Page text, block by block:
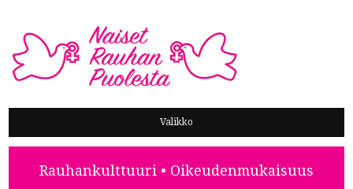
NAISET RAUHAN PUOLESTA
Valikko
Rauhankulttuuri • Oikeudenmukaisuus